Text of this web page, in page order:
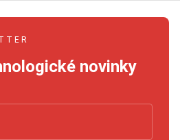
novinky